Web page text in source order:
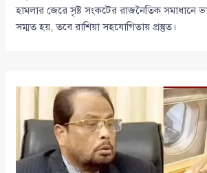
হামলার জেরে সৃষ্ট সংকটের রাজনৈতিক সমাধানে
সম্মত হয়, তবে রাশিয়া সহযোগিতায় প্রস্তুত।